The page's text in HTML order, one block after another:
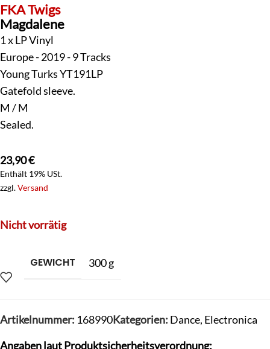
FKA Twigs
Magdalene
1 x LP Vinyl
Europe - 2019 - 9 Tracks
Young Turks YT191LP
Gatefold sleeve.
M / M
Sealed.
23,90€
Enthält 19% USt.
zzgl.Versand
Nicht vorrätig
GEWICHT 300 g
Artikelnummer: 168990Kategorien: Dance, Electronica
Angaben laut Produktsicherheitsverordnung: